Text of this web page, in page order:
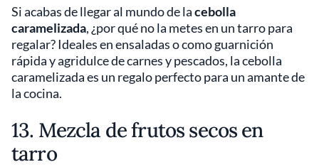
Si acabas de llegar al mundo de lacebolla
caramelizada, ¿por qué no la metes en un tarro para
regalar? Ideales en ensaladas o como guarnición
rápida y agridulce de carnes y pescados, la cebolla
caramelizada es un regalo perfecto para un amante de
la cocina.
13. Mezcla de frutos secos en
tarro